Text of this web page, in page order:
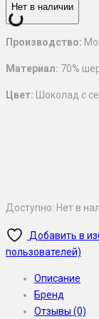
Нет в наличии
Производство:
Материал: 70%
Цвет: Шоколад с
Доступно: Нет в
Добавить в
пользователей)
Описание
Бренд
Отзывы (0)